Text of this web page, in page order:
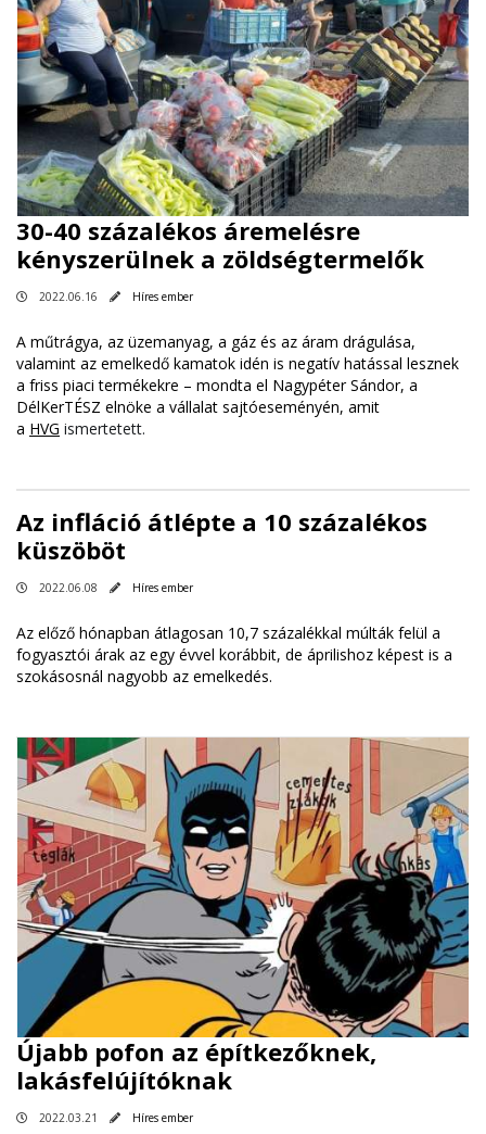
30-40 százalékos áremelésre
kényszerülnek a zöldségtermelők
2022.06.16 Híres ember
A műtrágya, az üzemanyag, a gáz és az áram drágulása,
valamint az emelkedő kamatok idén is negatív hatással lesznek
a friss piaci termékekre – mondta el Nagypéter Sándor, a
DélKerTÉSZ elnöke a vállalat sajtóeseményén, amit
a HVG ismertetett.
Az infláció átlépte a 10 százalékos
küszöböt
2022.06.08 Híres ember
Az előző hónapban átlagosan 10,7 százalékkal múlták felül a
fogyasztói árak az egy évvel korábbit, de áprilishoz képest is a
szokásosnál nagyobb az emelkedés.
Újabb pofon az építkezőknek,
lakásfelújítóknak
2022.03.21 Híres ember